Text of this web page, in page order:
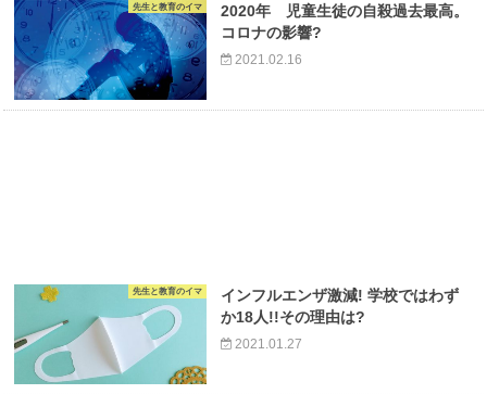
先生と教育のイマ
2020年 児童生徒の自殺過去最高。
コロナの影響?
2021.02.16
先生と教育のイマ
インフルエンザ激減! 学校ではわず
か18人!!その理由は?
2021.01.27